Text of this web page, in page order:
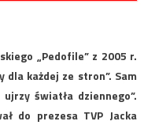
„Pedofile” z 2005 r.
każdej ze stron”. Sam
światła dziennego”.
do prezesa TVP Jacka